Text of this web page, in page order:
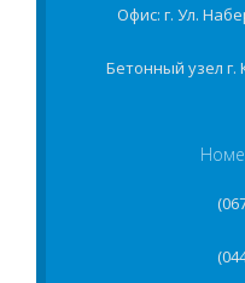
Офис: г. Ул.
Бетонный узел г.